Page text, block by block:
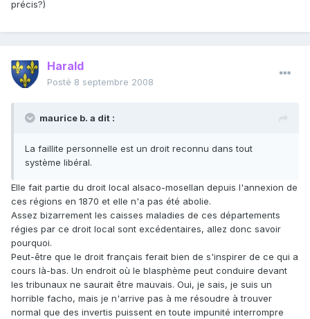
précis?)
Harald
Posté 8 septembre 2008
maurice b. a dit :
La faillite personnelle est un droit reconnu dans tout
système libéral.
Elle fait partie du droit local alsaco-mosellan depuis l'annexion de
ces régions en 1870 et elle n'a pas été abolie.
Assez bizarrement les caisses maladies de ces départements
régies par ce droit local sont excédentaires, allez donc savoir
pourquoi.
Peut-être que le droit français ferait bien de s'inspirer de ce qui a
cours là-bas. Un endroit où le blasphème peut conduire devant
les tribunaux ne saurait être mauvais. Oui, je sais, je suis un
horrible facho, mais je n'arrive pas à me résoudre à trouver
normal que des invertis puissent en toute impunité interrompre